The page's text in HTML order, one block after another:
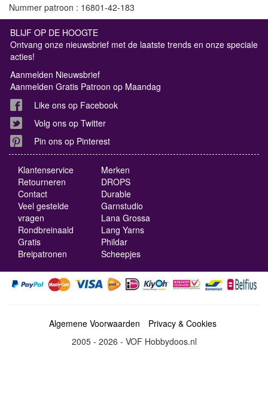
Nummer patroon : 16801-42-183
BLIJF OP DE HOOGTE
Ontvang onze nieuwsbrief met de laatste trends en onze speciale
acties!
Aanmelden Nieuwsbrief
Aanmelden Gratis Patroon op Maandag
Like ons op Facebook
Volg ons op Twitter
Pin ons op Pinterest
Klantenservice
Retourneren
Contact
Veel gestelde
vragen
Rondbreinaald
Gratis
Breipatronen
Merken
DROPS
Durable
Garnstudio
Lana Grossa
Lang Yarns
Phildar
Scheepjes
Algemene Voorwaarden
Privacy & Cookies
2005 - 2026 - VOF Hobbydoos.nl